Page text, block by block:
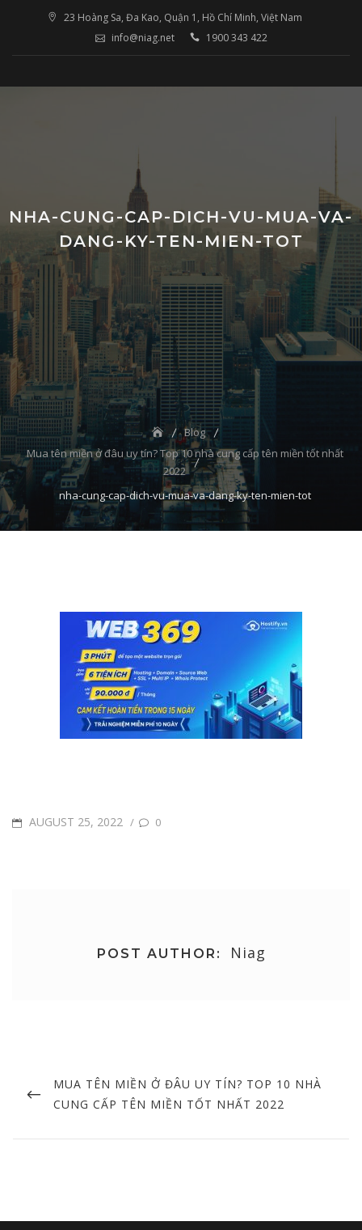
23 Hoàng Sa, Đa Kao, Quận 1, Hồ Chí Minh, Việt Nam
info@niag.net
1900 343 422
NHA-CUNG-CAP-DICH-VU-MUA-VA-
DANG-KY-TEN-MIEN-TOT
Blog
Mua tên miền ở đâu uy tín? Top 10 nhà cung cấp tên miền tốt nhất
2022
nha-cung-cap-dich-vu-mua-va-dang-ky-ten-mien-tot
POSTED
AUGUST 25, 2022 / 0
POST AUTHOR: Niag
navigation
PREVIOUS
POST
MUA TÊN MIỀN Ở ĐÂU UY TÍN? TOP 10 NHÀ
CUNG CẤP TÊN MIỀN TỐT NHẤT 2022